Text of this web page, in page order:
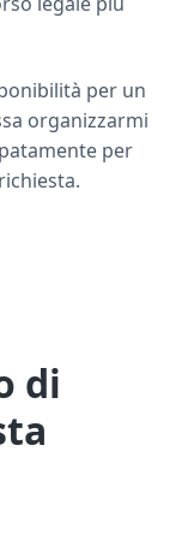
per un
organizzarmi
per
di